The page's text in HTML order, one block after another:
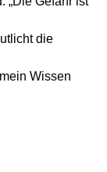
die
Wissen